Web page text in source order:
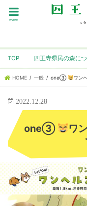
menu
TOP 四王寺県民の森に
HOME 一般 one③ ワン
2022.12.28
one③
ワ